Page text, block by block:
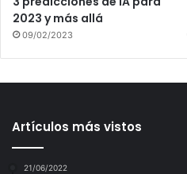
2023 y más allá
09/02/2023
Artículos más vistos
21/06/2022